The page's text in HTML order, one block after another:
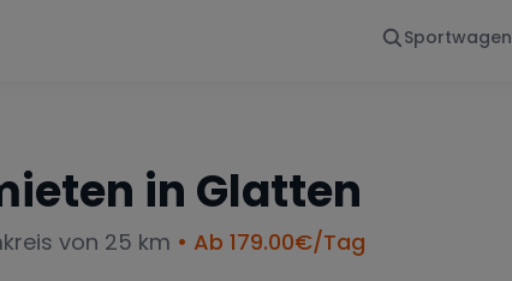
Sportwagen
in Glatten
von 25 km • Ab 179.00€/Tag